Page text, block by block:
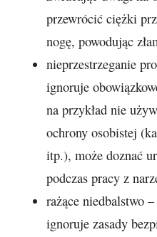
przewrócić ciężki
nogę, powodując
nieprzestrzeganie
ignoruje
na przykład nie
ochrony osobistej
itp.), może doznać
podczas pracy z
rażące niedbalstwo
ignoruje zasady